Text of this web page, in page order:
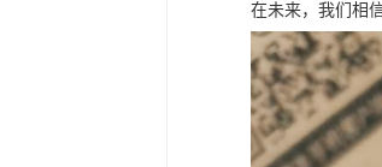
在未来，我们相